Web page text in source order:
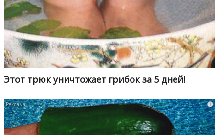
Этот трюк уничтожает грибок за 5 дней!
i